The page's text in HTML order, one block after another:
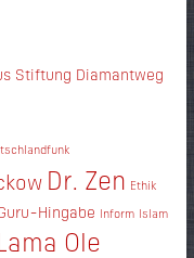
Stiftung Diamantweg
Dr. Zen Ethik
Hingabe Inform Islam
Ole